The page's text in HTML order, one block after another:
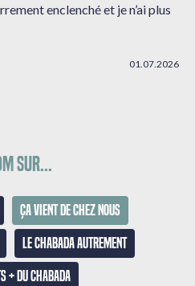
enclenché et je n’ai plus
01.07.2026
sur...
Ça vient de chez nous
Le Chabada autrement
+ du Chabada